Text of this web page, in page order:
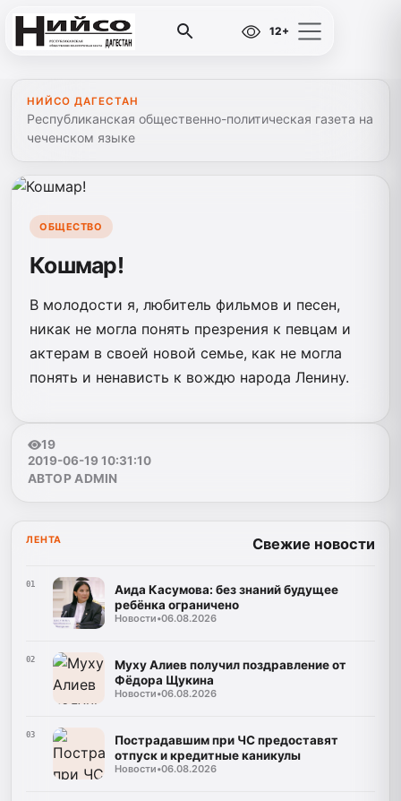
12+
НИЙСО ДАГЕСТАН
Республиканская общественно-политическая газета на
чеченском языке
ОБЩЕСТВО
Кошмар!
В молодости я, любитель фильмов и песен,
никак не могла понять презрения к певцам и
актерам в своей новой семье, как не могла
понять и ненависть к вождю народа Ленину.
19
2019-06-19 10:31:10
АВТОР ADMIN
ЛЕНТА Свежие новости
01
Аида Касумова: без знаний будущее
ребёнка ограничено
Новости•06.08.2026
02
Муху Алиев получил поздравление от
Фёдора Щукина
Новости•06.08.2026
03
Пострадавшим при ЧС предоставят
отпуск и кредитные каникулы
Новости•06.08.2026